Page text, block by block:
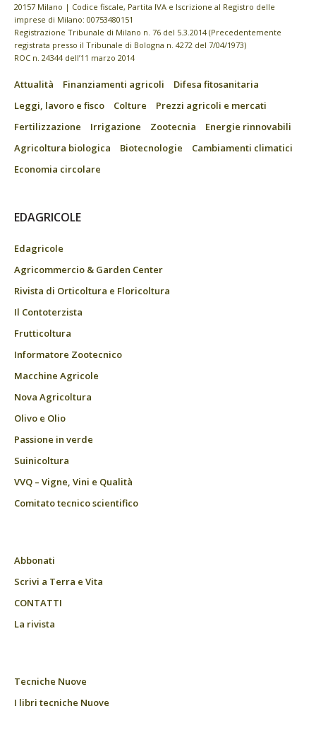
20157 Milano | Codice fiscale, Partita IVA e Iscrizione al Registro delle
imprese di Milano: 00753480151
Registrazione Tribunale di Milano n. 76 del 5.3.2014 (Precedentemente
registrata presso il Tribunale di Bologna n. 4272 del 7/04/1973)
ROC n. 24344 dell’11 marzo 2014
Attualità Finanziamenti agricoli
Difesa fitosanitaria
Leggi, lavoro e fisco
Colture
Prezzi agricoli e mercati
Fertilizzazione
Irrigazione Zootecnia
Energie rinnovabili
Agricoltura biologica
Biotecnologie
Cambiamenti climatici
Economia circolare
EDAGRICOLE
Edagricole
Agricommercio & Garden Center
Rivista di Orticoltura e Floricoltura
Il Contoterzista
Frutticoltura
Informatore Zootecnico
Macchine Agricole
Nova Agricoltura
Olivo e Olio
Passione in verde
Suinicoltura
VVQ – Vigne, Vini e Qualità
Comitato tecnico scientifico
Abbonati
Scrivi a Terra e Vita
CONTATTI
La rivista
Tecniche Nuove
I libri tecniche Nuove